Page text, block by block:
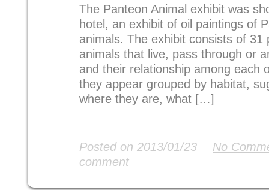
The Panteon Animal exhibit was
hotel, an exhibit of oil paintings of
animals. The exhibit consists of 31
animals that live, pass through or
and their relationship among each
they appear grouped by habitat,
where they are, what […]
Posted on 2013/01/23
No
comment